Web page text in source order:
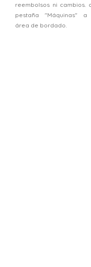
reembolsos ni cambios.
pestaña "Máquinas"
área de bordado.